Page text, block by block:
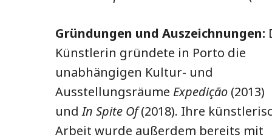
Gründungen und Auszeichnungen:
Künstlerin gründete in Porto die
unabhängigen Kultur- und
Ausstellungsräume Expedição (2013)
undIn Spite Of(2018). Ihre
Arbeit wurde außerdem bereits mit